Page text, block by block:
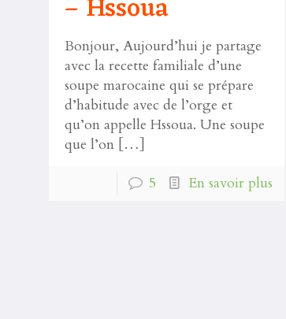
– Hssoua
Bonjour, Aujourd’hui je partage
avec la recette familiale d’une
soupe marocaine qui se prépare
d’habitude avec de l’orge et
qu’on appelle Hssoua. Une soupe
que l’on[…]
5
En savoir plus